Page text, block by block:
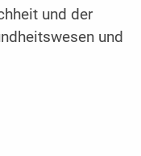
und der
und